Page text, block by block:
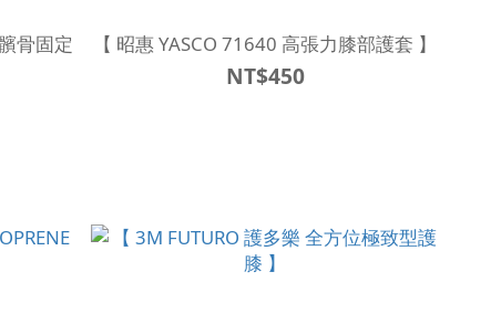
【 昭惠 YASCO 71640 高張力膝部護套 】
NT$450